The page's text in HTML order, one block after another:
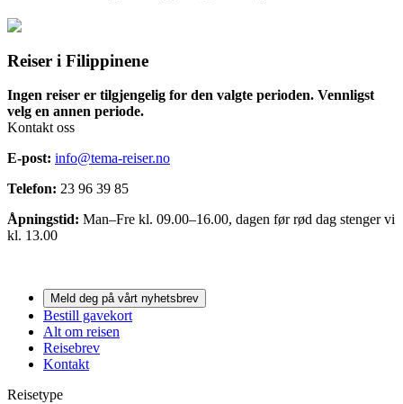
Reiser i Filippinene
Ingen reiser er tilgjengelig for den valgte perioden. Vennligst
velg en annen periode.
Kontakt oss
E-post: info@tema-reiser.no
Telefon: 23 96 39 85
Åpningstid: Man–Fre kl. 09.00–16.00, dagen før rød dag stenger vi
kl. 13.00
Meld deg på vårt nyhetsbrev
Bestill gavekort
Alt om reisen
Reisebrev
Kontakt
Reisetype